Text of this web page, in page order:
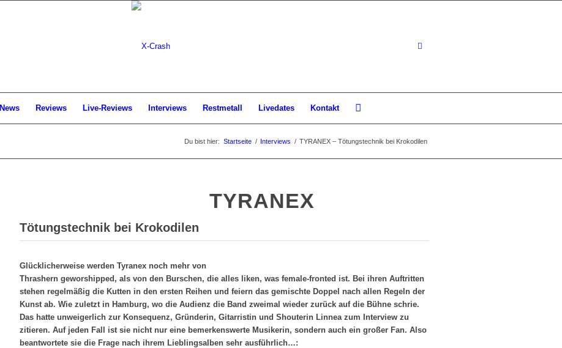
News Reviews Live-Reviews Interviews Restmetall Livedates Kontakt
Du bist hier: Startseite / Interviews / TYRANEX – Tötungstechnik bei Krokodilen
TYRANEX
Tötungstechnik bei Krokodilen
Glücklicherweise werden Tyranex noch mehr von
Thrashern geworshipped, als von den Burschen, die alles liken, was female-fronted ist. Bei ihren Auftritten
stehen regelmäßig die Kutten in den ersten Reihen und feiern das gemischte Doppel nach allen Regeln der
Kunst ab. Wie zuletzt in Hamburg, wo die Audienz die Band zweimal wieder zurück auf die Bühne schrie.
Das hatte unweigerlich zur Konsequenz, Gründerin, Gitarristin und Shouterin Linnea zum Interview zu
zitieren. Auf jeden Fall ist sie nicht nur eine bemerkenswerte Musikerin, sondern auch ein großer Fan. Also
beantwortete sie die Frage nach ihrem Lieblingsalben sehr ausführlich…: